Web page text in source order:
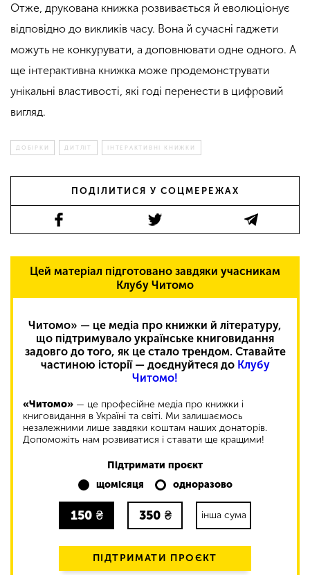
Отже, друкована книжка розвивається й еволюціонує
відповідно до викликів часу. Вона й сучасні гаджети
можуть не конкурувати, а доповнювати одне одного. А
ще інтерактивна книжка може продемонструвати
унікальні властивості, які годі перенести в цифровий
вигляд.
ДОБІРКИ ДИТЛІТ ІНТЕРАКТИВНІ КНИЖКИ
ПОДІЛИТИСЯ У СОЦМЕРЕЖАХ
Цей матеріал підготовано завдяки учасникам
Клубу Читомо
Читомо» — це медіа про книжки й літературу,
що підтримувало українське книговидання
задовго до того, як це стало трендом. Ставайте
частиною історії — доєднуйтеся до Клубу
Читомо!
«Читомо» — це професійне медіа про книжки і
книговидання в Україні та світі. Ми залишаємось
незалежними лише завдяки коштам наших донаторів.
Допоможіть нам розвиватися і ставати ще кращими!
Підтримати проєкт
щомісяця
одноразово
150 ₴ 350 ₴ інша сума
ПІДТРИМАТИ ПРОЄКТ